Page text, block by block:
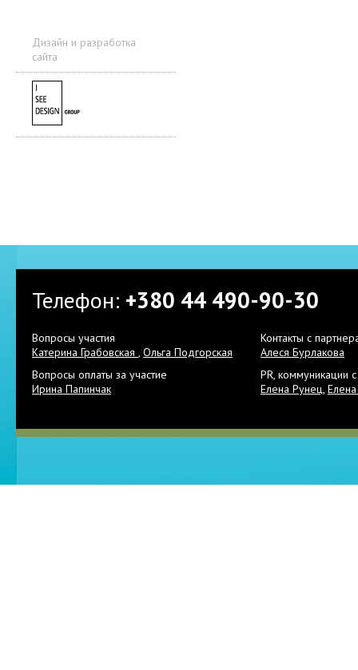
Дизайн и разработка
сайта
Телефон: +380 44 490-90-30
Вопросы участия
Катерина Грабовская , Ольга Подгорская
Контакты с
Алеся Бурлакова
Вопросы оплаты за участие
Ирина Папинчак
PR, коммуникации
Елена Рунец,